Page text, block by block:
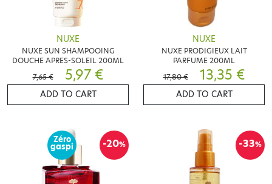
NUXE
NUXE SUN SHAMPOOING
DOUCHE APRES-SOLEIL 200ML
7,65 €
5,97 €
ADD TO CART
NUXE
NUXE PRODIGIEUX LAIT
PARFUME 200ML
17,80 €
13,35 €
ADD TO CART
-20%
Zéro
gaspi -33%